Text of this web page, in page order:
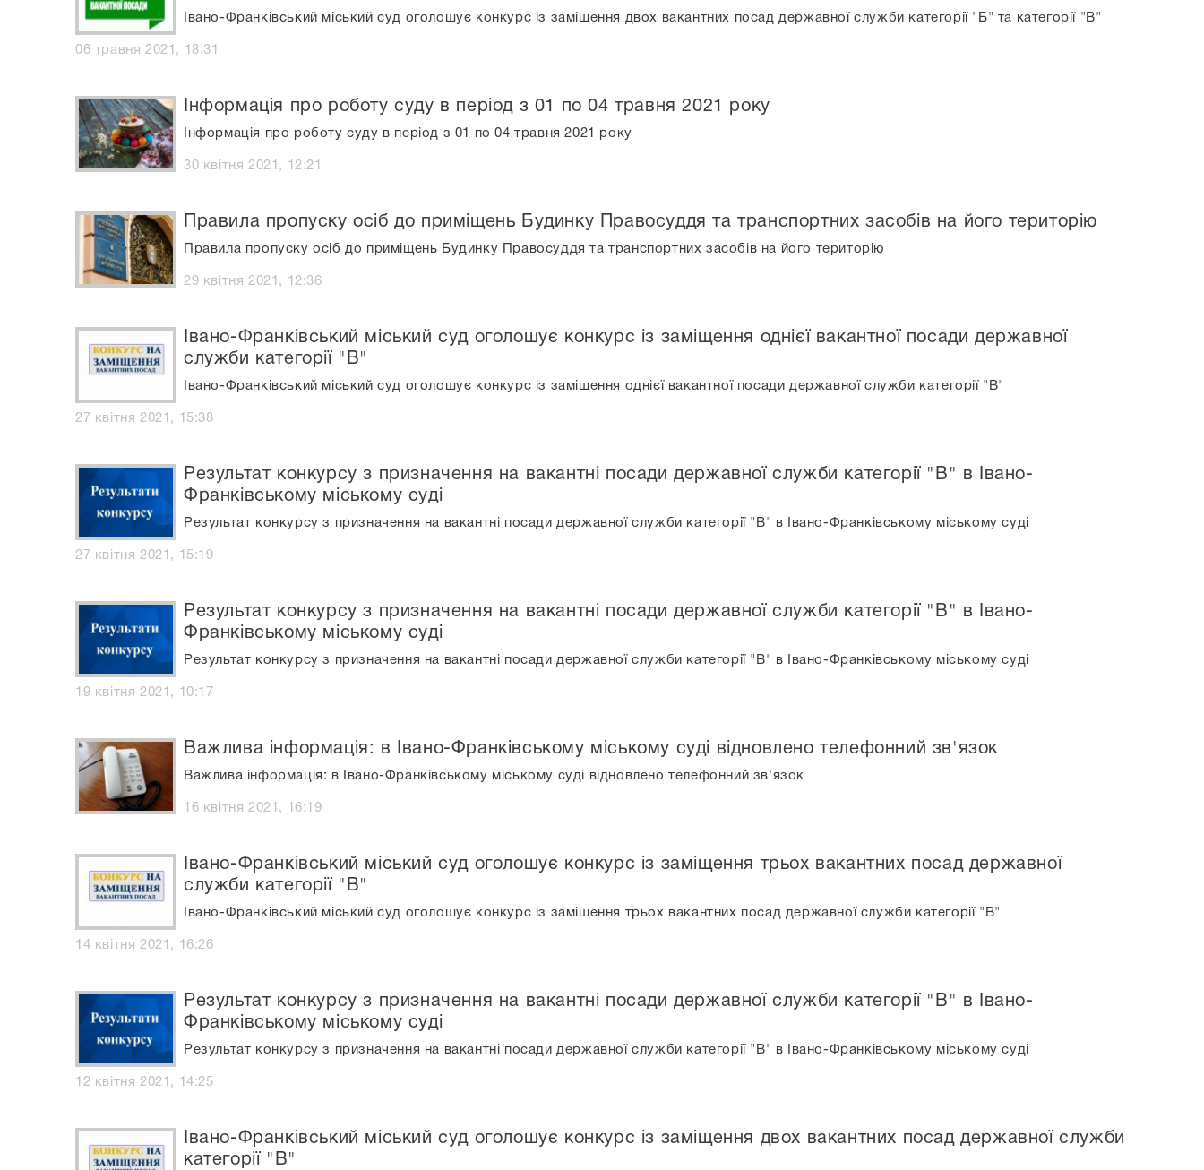
Івано-Франківський міський суд оголошує конкурс із заміщення двох вакантних посад державної служби категорії "Б" та категорії "В"
06 травня 2021, 18:31
Інформація про роботу суду в період з 01 по 04 травня 2021 року
Інформація про роботу суду в період з 01 по 04 травня 2021 року
30 квітня 2021, 12:21
Правила пропуску осіб до приміщень Будинку Правосуддя та транспортних засобів на його територію
Правила пропуску осіб до приміщень Будинку Правосуддя та транспортних засобів на його територію
29 квітня 2021, 12:36
Івано-Франківський міський суд оголошує конкурс із заміщення однієї вакантної посади державної
служби категорії "В"
Івано-Франківський міський суд оголошує конкурс із заміщення однієї вакантної посади державної служби категорії "В"
27 квітня 2021, 15:38
Результат конкурсу з призначення на вакантні посади державної служби категорії "В" в Івано-
Франківському міському суді
Результат конкурсу з призначення на вакантні посади державної служби категорії "В" в Івано-Франківському міському суді
27 квітня 2021, 15:19
Результат конкурсу з призначення на вакантні посади державної служби категорії "В" в Івано-
Франківському міському суді
Результат конкурсу з призначення на вакантні посади державної служби категорії "В" в Івано-Франківському міському суді
19 квітня 2021, 10:17
Важлива інформація: в Івано-Франківському міському суді відновлено телефонний зв'язок
Важлива інформація: в Івано-Франківському міському суді відновлено телефонний зв'язок
16 квітня 2021, 16:19
Івано-Франківський міський суд оголошує конкурс із заміщення трьох вакантних посад державної
служби категорії "В"
Івано-Франківський міський суд оголошує конкурс із заміщення трьох вакантних посад державної служби категорії "В"
14 квітня 2021, 16:26
Результат конкурсу з призначення на вакантні посади державної служби категорії "В" в Івано-
Франківському міському суді
Результат конкурсу з призначення на вакантні посади державної служби категорії "В" в Івано-Франківському міському суді
12 квітня 2021, 14:25
Івано-Франківський міський суд оголошує конкурс із заміщення двох вакантних посад державної служби
категорії "В"